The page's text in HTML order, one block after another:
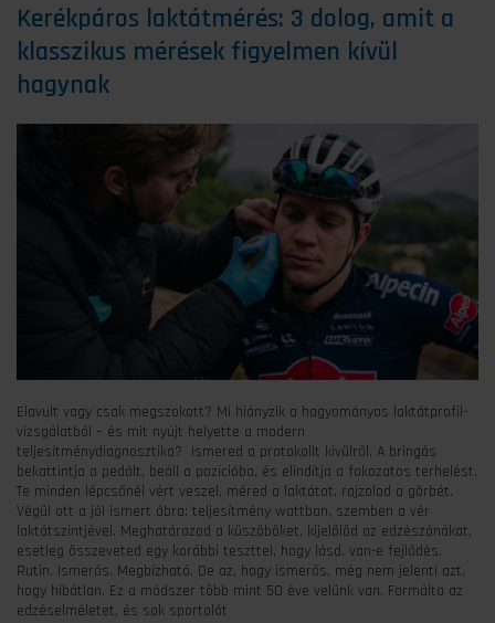
Kerékpáros laktátmérés: 3 dolog, amit a
klasszikus mérések figyelmen kívül
hagynak
Elavult vagy csak megszokott? Mi hiányzik a hagyományos laktátprofil-
vizsgálatból – és mit nyújt helyette a modern
teljesítménydiagnosztika? Ismered a protokollt kívülről. A bringás
bekattintja a pedált, beáll a pozícióba, és elindítja a fokozatos terhelést.
Te minden lépcsőnél vért veszel, méred a laktátot, rajzolod a görbét.
Végül ott a jól ismert ábra: teljesítmény wattban, szemben a vér
laktátszintjével. Meghatározod a küszöböket, kijelölöd az edzészónákat,
esetleg összeveted egy korábbi teszttel, hogy lásd, van-e fejlődés.
Rutin. Ismerős. Megbízható. De az, hogy ismerős, még nem jelenti azt,
hogy hibátlan. Ez a módszer több mint 50 éve velünk van. Formálta az
edzéselméletet, és sok sportolót